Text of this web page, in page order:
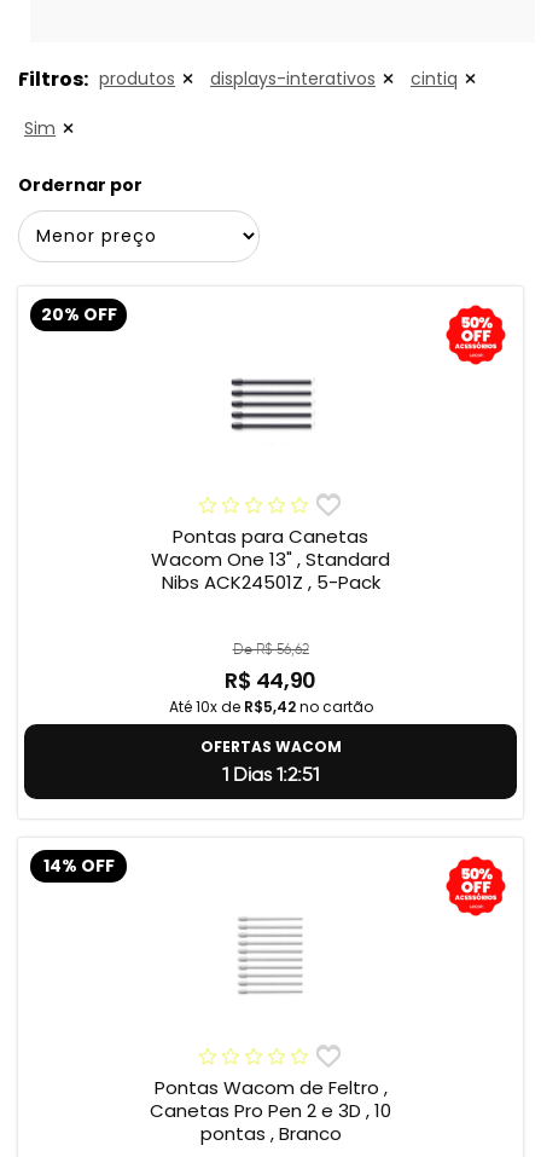
Filtros: produtos displays-interativos cintiq
Sim
Ordernar por
20% OFF
Pontas para Canetas
Wacom One 13" , Standard
Nibs ACK24501Z , 5-Pack
De R$ 56,62
R$ 44,90
Até 10x de R$5,42no cartão
OFERTAS WACOM
1 Dias 1:2:50
14% OFF
Pontas Wacom de Feltro ,
Canetas Pro Pen 2 e 3D , 10
pontas , Branco